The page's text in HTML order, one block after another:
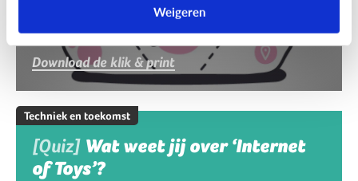
Weigeren
Download de klik & print
Techniek en toekomst
[Quiz] Wat weet jij over ‘Internet
of Toys’?